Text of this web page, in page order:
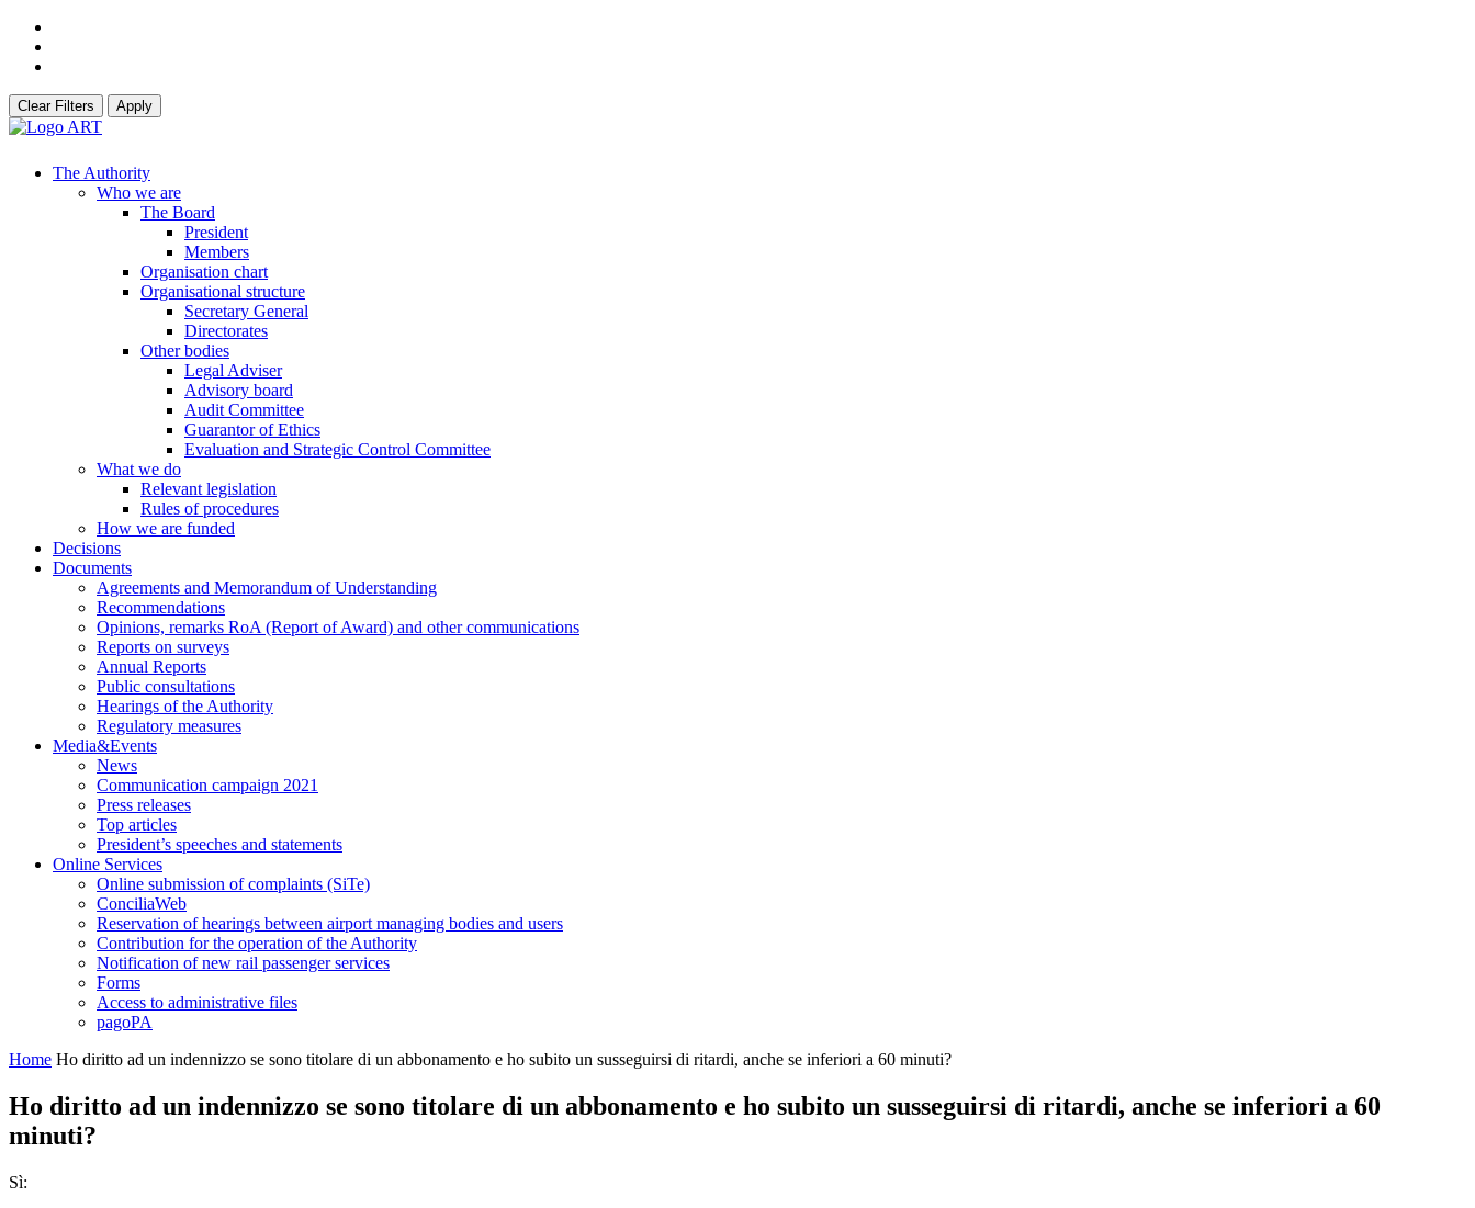
Clear Filters Apply
The Authority
Who we are
The Board
President
Members
Organisation chart
Organisational structure
Secretary General
Directorates
Other bodies
Legal Adviser
Advisory board
Audit Committee
Guarantor of Ethics
Evaluation and Strategic Control Committee
What we do
Relevant legislation
Rules of procedures
How we are funded
Decisions
Documents
Agreements and Memorandum of Understanding
Recommendations
Opinions, remarks RoA (Report of Award) and other communications
Reports on surveys
Annual Reports
Public consultations
Hearings of the Authority
Regulatory measures
Media&Events
News
Communication campaign 2021
Press releases
Top articles
President’s speeches and statements
Online Services
Online submission of complaints (SiTe)
ConciliaWeb
Reservation of hearings between airport managing bodies and users
Contribution for the operation of the Authority
Notification of new rail passenger services
Forms
Access to administrative files
pagoPA
Home Ho diritto ad un indennizzo se sono titolare di un abbonamento e ho subito un susseguirsi di ritardi, anche se inferiori a 60 minuti?
Ho diritto ad un indennizzo se sono titolare di un abbonamento e ho subito un susseguirsi di ritardi, anche se inferiori a 60
minuti?
Sì: